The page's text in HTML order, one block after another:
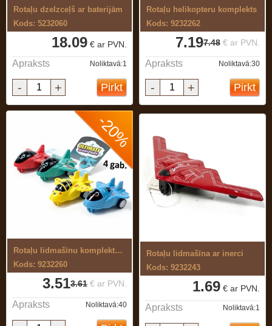
Rotaļu dzelzceļš ar baterijām
Kods: 5232060
18.09 € ar PVN.
Apraksts Noliktavā:1
- + Pirkt
Rotaļu helikopteru komplekts
Kods: 9232262
7.48 € ar PVN.
7.19
Apraksts Noliktavā:30
- + Pirkt
-20%
Rotaļu lidmašīnu komplekts 4 gab.
Kods: 9232260
3.61 € ar PVN.
3.51
Apraksts Noliktavā:40
Rotaļu lidmašīna ar inerci
Kods: 9232243
1.69 € ar PVN.
Apraksts Noliktavā:1